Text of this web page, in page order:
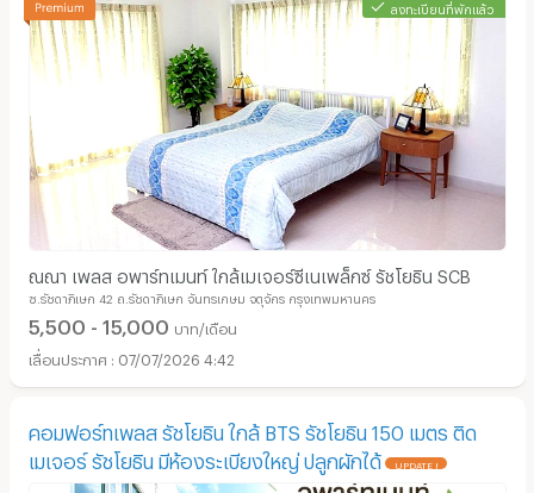
ลงทะเบียนที่พักแล้ว
ณณา เพลส อพาร์ทเมนท์ ใกล้เมเจอร์ซีเนเพล็กซ์ รัชโยธิน SCB
ซ.รัชดาภิเษก 42 ถ.รัชดาภิเษก จันทรเกษม จตุจักร กรุงเทพมหานคร
5,500 - 15,000 บาท/เดือน
07/07/2026 4:42
คอมฟอร์ทเพลส รัชโยธิน ใกล้ BTS รัชโยธิน 150 เมตร ติด
เมเจอร์ รัชโยธิน มีห้องระเบียงใหญ่ ปลูกผักได้
UPDATE !